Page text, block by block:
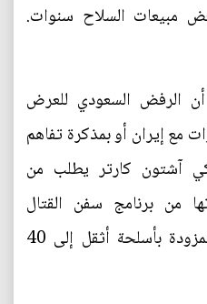
مبيعات السلاح سنوات.
أن الرفض السعودي للعرض
مع إيران أو بمذكرة تفاهم
آشتون كارتر يطلب من
من برنامج سفن القتال
الساحلية ومن الفرقاطات المزودة بأسلحة أثقل إلى 40